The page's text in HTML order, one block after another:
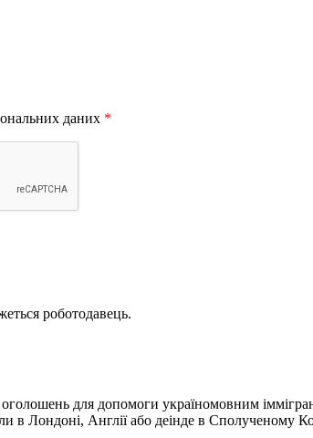
даних *
роботодавець.
для допомоги україномовним
в Лондоні, Англії або деінде в Сполученому